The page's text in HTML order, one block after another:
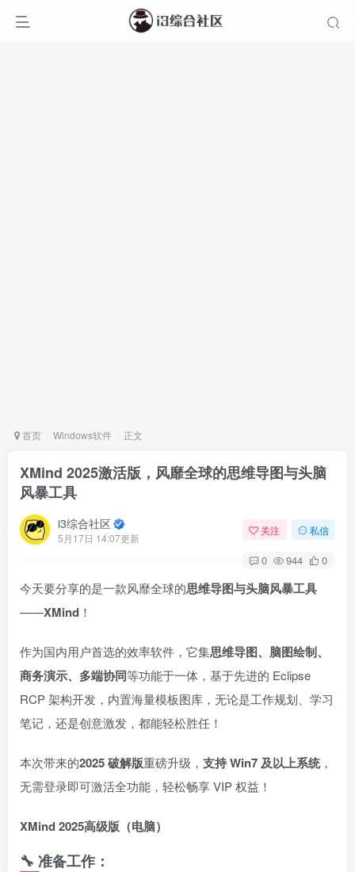
首页 Windows软件 正文
XMind 2025激活版，风靡全球的思维导图与头脑
风暴工具
i3综合社区
5月17日 14:07更新
关注 私信
0 944 0
今天要分享的是一款风靡全球的思维导图与头脑风暴工具
——XMind ！
作为国内用户首选的效率软件，它集思维导图、脑图绘制、
商务演示、多端协同等功能于一体，基于先进的 Eclipse
RCP 架构开发，内置海量模板图库，无论是工作规划、学习
笔记，还是创意激发，都能轻松胜任！
本次带来的2025 破解版重磅升级， 支持 Win7 及以上系统，
无需登录即可激活全功能，轻松畅享 VIP 权益！
XMind 2025高级版（电脑）
🔧 准备工作：